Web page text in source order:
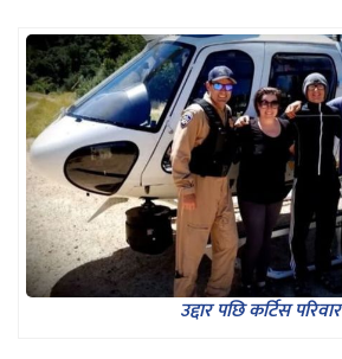
उद्दार पछि कर्टिस परिवार